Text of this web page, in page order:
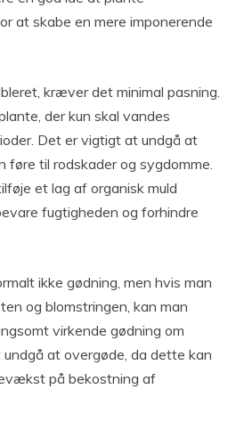
at skabe en mere imponerende
kræver det minimal pasning.
der kun skal vandes
Det er vigtigt at undgå at
føre til rodskader og sygdomme.
et lag af organisk muld
fugtigheden og forhindre
ikke gødning, men hvis man
og blomstringen, kan man
virkende gødning om
at overgøde, da dette kan
på bekostning af